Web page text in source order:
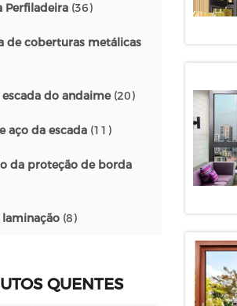
Perfiladeira (36)
de coberturas metálicas
do andaime(20)
aço da escada (11)
da proteção de borda
(8)
QUENTES